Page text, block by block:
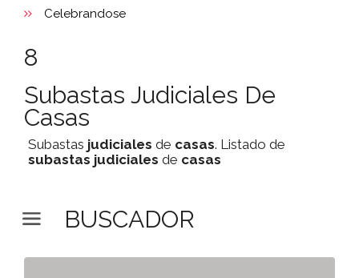
Celebrandose
8
Subastas Judiciales De
Casas
Subastas judiciales de casas. Listado de
subastas judiciales de casas
BUSCADOR